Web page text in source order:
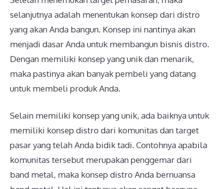
selanjutnya adalah menentukan konsep dari distro
yang akan Anda bangun. Konsep ini nantinya akan
menjadi dasar Anda untuk membangun bisnis distro.
Dengan memiliki konsep yang unik dan menarik,
maka pastinya akan banyak pembeli yang datang
untuk membeli produk Anda.
Selain memiliki konsep yang unik, ada baiknya untuk
memiliki konsep distro dari komunitas dan target
pasar yang telah Anda bidik tadi. Contohnya apabila
komunitas tersebut merupakan penggemar dari
band metal, maka konsep distro Anda bernuansa